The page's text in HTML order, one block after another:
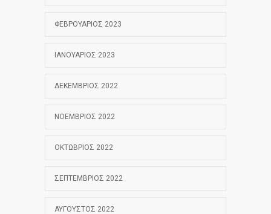
ΦΕΒΡΟΥΆΡΙΟΣ 2023
ΙΑΝΟΥΆΡΙΟΣ 2023
ΔΕΚΈΜΒΡΙΟΣ 2022
ΝΟΈΜΒΡΙΟΣ 2022
ΟΚΤΏΒΡΙΟΣ 2022
ΣΕΠΤΈΜΒΡΙΟΣ 2022
ΑΎΓΟΥΣΤΟΣ 2022